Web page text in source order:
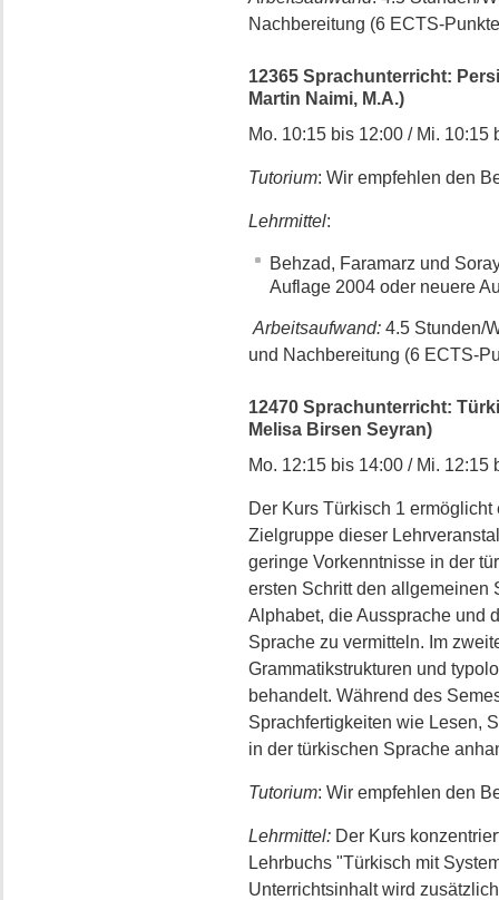
Nachbereitung (6 ECTS-
12365 Sprachunterricht:
Martin Naimi, M.A.)
Mo. 10:15 bis 12:00 / Mi.
Tutorium: Wir empfehlen den
Lehrmittel:
Behzad, Faramarz und
Auflage 2004 oder neuere
Arbeitsaufwand:4.5 Stunden/
und Nachbereitung (6 ECTS-
12470 Sprachunterricht:
Melisa Birsen Seyran)
Mo. 12:15 bis 14:00 / Mi.
Der Kurs Türkisch 1
Zielgruppe dieser
geringe Vorkenntnisse in der
ersten Schritt den allgemeinen
Alphabet, die Aussprache und
Sprache zu vermitteln. Im
Grammatikstrukturen und
behandelt. Während des
Sprachfertigkeiten wie Lesen,
in der türkischen Sprache
Tutorium: Wir empfehlen den
Lehrmittel:Der Kurs
Lehrbuchs "Türkisch mit
Unterrichtsinhalt wird